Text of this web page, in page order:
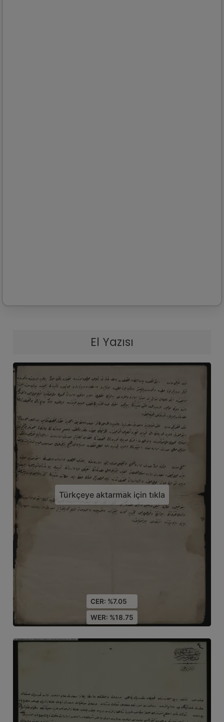
El Yazısı
CER: %7.05
WER: %18.75
Türkçeye aktarmak için tıkla